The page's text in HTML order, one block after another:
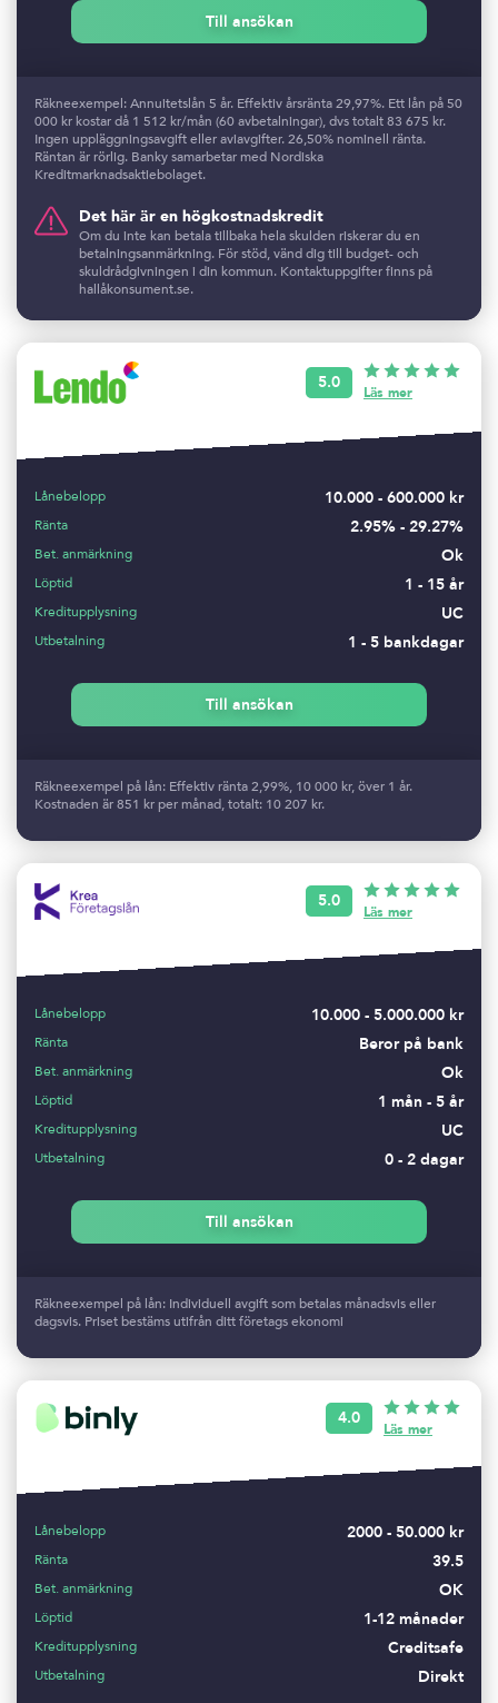
Till ansökan
Räkneexempel: Annuitetslån 5 år. Effektiv årsränta 29,97%. Ett lån på 50
000 kr kostar då 1 512 kr/mån (60 avbetalningar), dvs totalt 83 675 kr.
Ingen uppläggningsavgift eller aviavgifter. 26,50% nominell ränta.
Räntan är rörlig. Banky samarbetar med Nordiska
Kreditmarknadsaktiebolaget.
Det här är en högkostnadskredit
Om du inte kan betala tillbaka hela skulden riskerar du en
betalningsanmärkning. För stöd, vänd dig till budget- och
skuldrådgivningen i din kommun. Kontaktuppgifter finns på
hallåkonsument.se.
5.0
Läs mer
Lånebelopp 10.000 - 600.000 kr
Ränta 2.95% - 29.27%
Bet. anmärkning Ok
Löptid 1 - 15 år
Kreditupplysning UC
Utbetalning 1 - 5 bankdagar
Till ansökan
Räkneexempel på lån: Effektiv ränta 2,99%, 10 000 kr, över 1 år.
Kostnaden är 851 kr per månad, totalt: 10 207 kr.
5.0
Läs mer
Lånebelopp 10.000 - 5.000.000 kr
Ränta Beror på bank
Bet. anmärkning Ok
Löptid 1 mån - 5 år
Kreditupplysning UC
Utbetalning 0 - 2 dagar
Till ansökan
Räkneexempel på lån: Individuell avgift som betalas månadsvis eller
dagsvis. Priset bestäms utifrån ditt företags ekonomi
4.0
Läs mer
Lånebelopp 2000 - 50.000 kr
Ränta 39.5
Bet. anmärkning OK
Löptid 1-12 månader
Kreditupplysning Creditsafe
Utbetalning Direkt